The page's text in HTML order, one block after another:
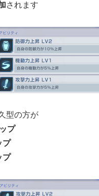
されます
型の方が
プ
プ
プ